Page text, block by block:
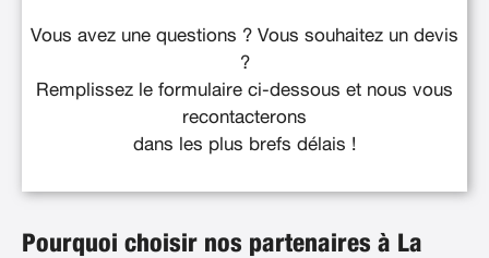
Vous avez une questions ? Vous souhaitez un devis
?
Remplissez le formulaire ci-dessous et nous vous
recontacterons
dans les plus brefs délais !
Pourquoi choisir nos partenaires à La